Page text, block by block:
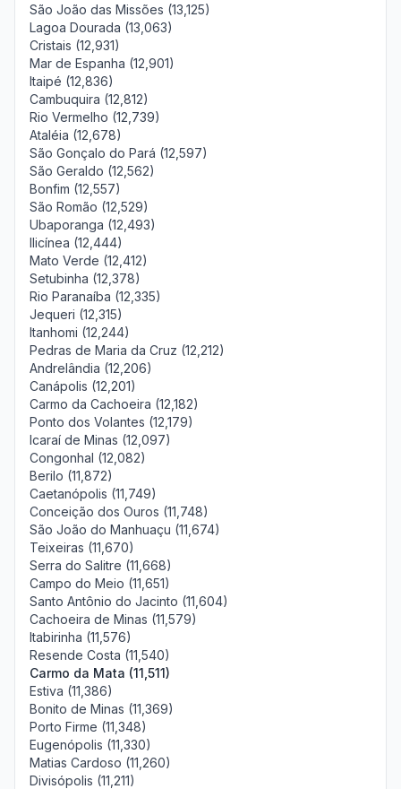
São João das Missões (13,125)
Lagoa Dourada (13,063)
Cristais (12,931)
Mar de Espanha (12,901)
Itaipé (12,836)
Cambuquira (12,812)
Rio Vermelho (12,739)
Ataléia (12,678)
São Gonçalo do Pará (12,597)
São Geraldo (12,562)
Bonfim (12,557)
São Romão (12,529)
Ubaporanga (12,493)
Ilicínea (12,444)
Mato Verde (12,412)
Setubinha (12,378)
Rio Paranaíba (12,335)
Jequeri (12,315)
Itanhomi (12,244)
Pedras de Maria da Cruz (12,212)
Andrelândia (12,206)
Canápolis (12,201)
Carmo da Cachoeira (12,182)
Ponto dos Volantes (12,179)
Icaraí de Minas (12,097)
Congonhal (12,082)
Berilo (11,872)
Caetanópolis (11,749)
Conceição dos Ouros (11,748)
São João do Manhuaçu (11,674)
Teixeiras (11,670)
Serra do Salitre (11,668)
Campo do Meio (11,651)
Santo Antônio do Jacinto (11,604)
Cachoeira de Minas (11,579)
Itabirinha (11,576)
Resende Costa (11,540)
Carmo da Mata (11,511)
Estiva (11,386)
Bonito de Minas (11,369)
Porto Firme (11,348)
Eugenópolis (11,330)
Matias Cardoso (11,260)
Divisópolis (11,211)